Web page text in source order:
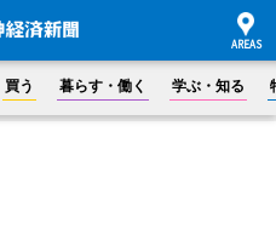
買う 暮らす・働く 学ぶ・知る